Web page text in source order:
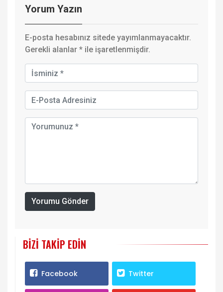
Yorum Yazın
E-posta hesabınız sitede yayımlanmayacaktır.
Gerekli alanlar * ile işaretlenmişdir.
Yorumu Gönder
BIZI TAKIP EDIN
Facebook Twitter